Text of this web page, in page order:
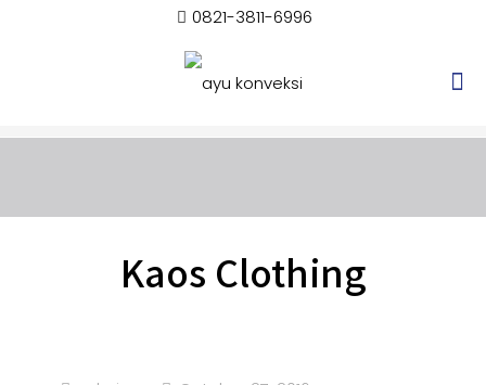
0821-3811-6996
Kaos Clothing